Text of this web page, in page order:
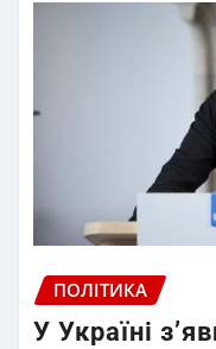
ПОЛІТИКА
У Україні